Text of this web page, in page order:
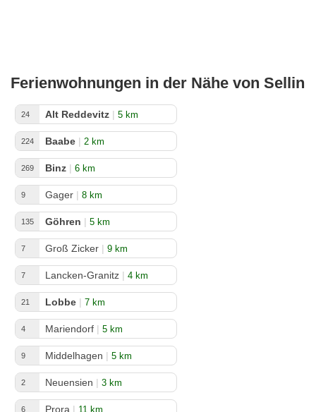
Ferienwohnungen in der Nähe von Sellin
24 Alt Reddevitz | 5 km
224 Baabe | 2 km
269 Binz | 6 km
9 Gager | 8 km
135 Göhren | 5 km
7 Groß Zicker | 9 km
7 Lancken-Granitz | 4 km
21 Lobbe | 7 km
4 Mariendorf | 5 km
9 Middelhagen | 5 km
2 Neuensien | 3 km
6 Prora | 11 km